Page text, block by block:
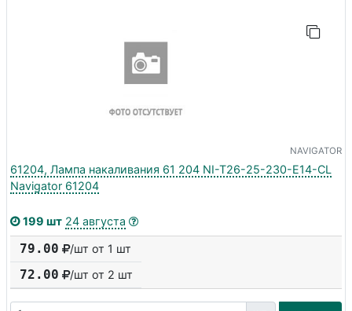
NAVIGATOR
61204, Лампа накаливания 61 204 NI-T26-25-230-E14-CL
Navigator 61204
199 шт 24 августа
79.00 /шт от 1 шт
72.00 /шт от 2 шт